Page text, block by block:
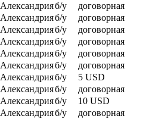
Александрияб/у
договорная
Александрияб/у
договорная
Александрияб/у
договорная
Александрияб/у
договорная
Александрияб/у
договорная
Александрияб/у
договорная
Александрияб/у
5 USD
Александрияб/у
договорная
Александрияб/у
10 USD
Александрияб/у
договорная